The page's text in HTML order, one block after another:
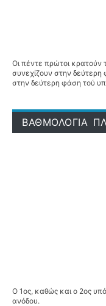
Οι πέντε πρώτοι κρατούν
συνεχίζουν στην δεύτερη
στην δεύτερη φάση τού
ΒΑΘΜΟΛΟΓΙΑ
Ο 1ος, καθώς και ο 2ος
ανόδου.